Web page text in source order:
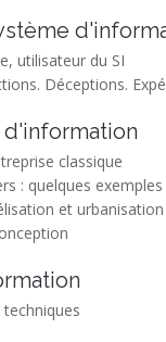
utilisateur du SI
Déceptions.
classique
: quelques exemples
et urbanisation